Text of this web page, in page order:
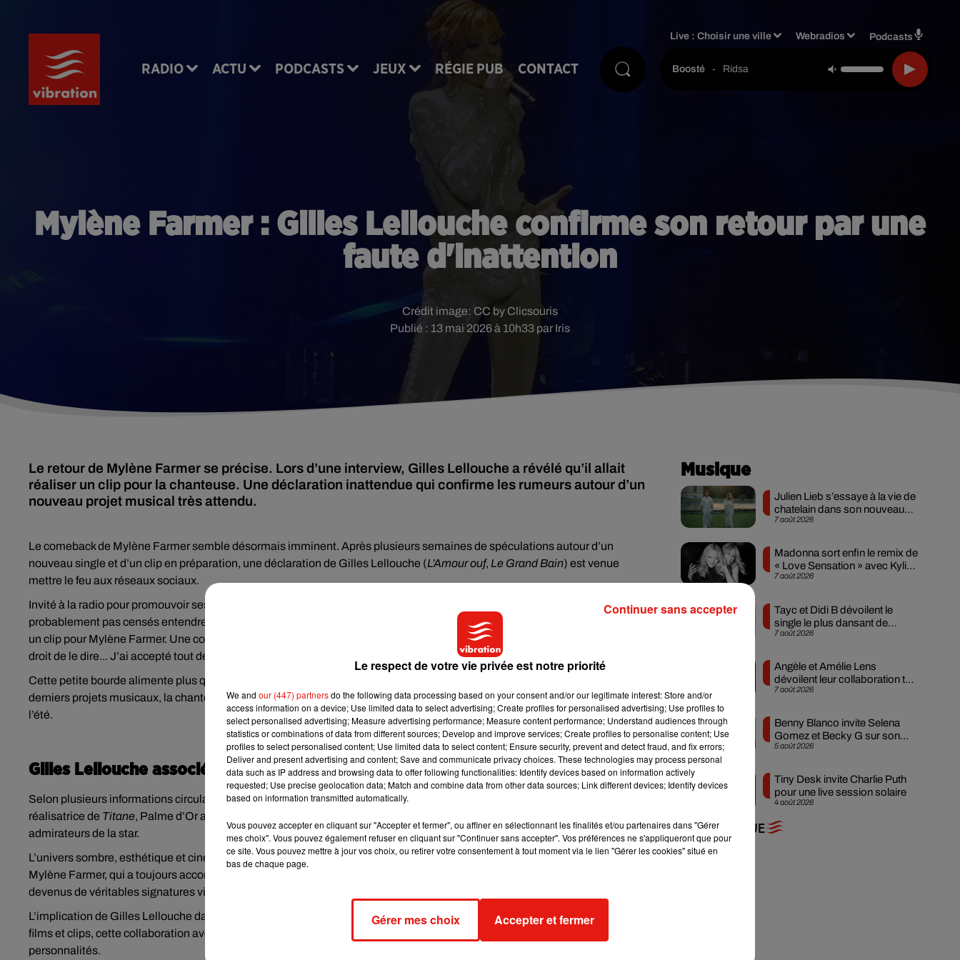
RADIO ACTU PODCASTS JEUX RÉGIE PUB CONTACT
Live :Choisir une ville Webradios Podcasts
Boosté - Ridsa
Mylène Farmer : Gilles Lellouche confirme son retour par une
faute d'inattention
Publié : 13 mai 2026 à 10h33 par Iris
Crédit image: CC by Clicsouris
Le retour de Mylène Farmer se précise. Lors d’une interview, Gilles Lellouche a révélé qu’il allait
réaliser un clip pour la chanteuse. Une déclaration inattendue qui confirme les rumeurs autour d’un
nouveau projet musical très attendu.
Le comeback de Mylène Farmer semble désormais imminent. Après plusieurs semaines de spéculations autour d’un
nouveau single et d’un clip en préparation, une déclaration de Gilles Lellouche (L’Amour ouf, Le Grand Bain) est venue
mettre le feu aux réseaux sociaux.
Invité à la radio pour promouvoir ses projets, l’acteur et réalisateur a laissé échapper une information que les fans n’étaient
probablement pas censés entendre aussi tôt. En pleine interview, Gilles Lellouche a révélé qu’il allait prochainement réaliser
un clip pour Mylène Farmer. Une confidence suivie d’une réaction immédiate devenue virale : « Je ne suis pas sûr que j'ai le
droit de le dire... J’ai accepté tout de suite ».
Cette petite bourde alimente plus que jamais les rumeurs autour du grand retour de Mylène Farmer. Discrète depuis ses
derniers projets musicaux, la chanteuse préparerait activement une nouvelle ère artistique qui pourrait être dévoilée avant
l’été.
Gilles Lellouche associé au retour de Mylène Farmer
Selon plusieurs informations circulant depuis quelques jours, ce futur clip pourrait également réunir Julia Ducournau,
réalisatrice de Titane, Palme d’Or au Festival de Cannes en 2021. Une association qui intrigue déjà énormément les
admirateurs de la star.
L’univers sombre, esthétique et cinématographique de Julia Ducournau semble parfaitement compatible avec celui de
Mylène Farmer, qui a toujours accordé une place essentielle à l’image dans sa carrière. Depuis les années 80, ses clips sont
devenus de véritables signatures visuelles, souvent comparées à des courts-métrages ambitieux.
L’implication de Gilles Lellouche dans ce projet constitue également une surprise. Même si l’acteur a déjà réalisé plusieurs
films et clips, cette collaboration avec Mylène Farmer pourrait marquer un tournant artistique inédit pour les deux
personnalités.
Musique
7 août 2026
Julien Lieb s’essaye à la vie de
chatelain dans son nouveau
clip
7 août 2026
Madonna sort enfin le remix de
« Love Sensation » avec Kylie
Minogue
7 août 2026
Tayc et Didi B dévoilent le
single le plus dansant de
l’année
7 août 2026
Angèle et Amélie Lens
dévoilent leur collaboration tant
attendue
5 août 2026
Benny Blanco invite Selena
Gomez et Becky G sur son
nouveau single
4 août 2026
Tiny Desk invite Charlie Puth
pour une live session solaire
+ DE MUSIQUE
Le respect de votre vie privée est notre priorité
We and our (447) partnersdo the following data processing based on your consent and/or our legitimate interest: Store and/or
access information on a device; Use limited data to select advertising; Create profiles for personalised advertising; Use profiles to
select personalised advertising; Measure advertising performance; Measure content performance; Understand audiences through
statistics or combinations of data from different sources; Develop and improve services; Create profiles to personalise content; Use
profiles to select personalised content; Use limited data to select content; Ensure security, prevent and detect fraud, and fix errors;
Deliver and present advertising and content; Save and communicate privacy choices. These technologies may process personal
data such as IP address and browsing data to offer following functionalities: Identify devices based on information actively
requested; Use precise geolocation data; Match and combine data from other data sources; Link different devices; Identify devices
based on information transmitted automatically.
Vous pouvez accepter en cliquant sur "Accepter et fermer", ou affiner en sélectionnant les finalités et/ou partenaires dans "Gérer
mes choix". Vous pouvez également refuser en cliquant sur "Continuer sans accepter". Vos préférences ne s'appliqueront que pour
ce site. Vous pouvez mettre à jour vos choix, ou retirer votre consentement à tout moment via le lien "Gérer les cookies" situé en
bas de chaque page.
Gérer mes choix Accepter et fermer
Continuer sans accepter